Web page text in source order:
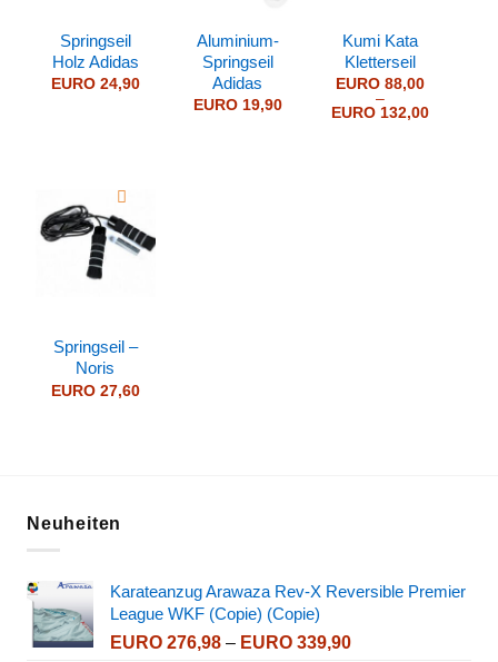
Springseil
Holz Adidas
EURO24,90
Aluminium-
Springseil
Adidas
EURO19,90
Kumi Kata
Kletterseil
EURO88,00
–
EURO132,00
Springseil –
Noris
EURO27,60
Neuheiten
Karateanzug Arawaza Rev-X Reversible Premier
League WKF (Copie) (Copie)
EURO276,98 – EURO339,90Preisspanne: